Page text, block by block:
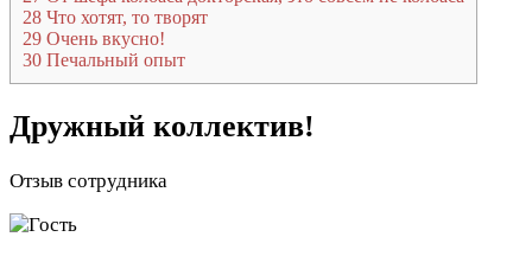
28 Что хотят, то творят
29 Очень вкусно!
30 Печальный опыт
Дружный коллектив!
Отзыв сотрудника